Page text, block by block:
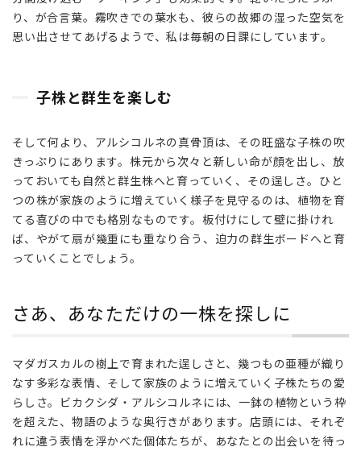
り、が合言葉。霧吹きでの葉水も、彼らの故郷の湿った空気を
思い出させてあげるようで、私は毎朝の日課にしています。
子株と群生を楽しむ
そして何より、アルシコルネの真骨頂は、その旺盛な子株の吹
きっぷりにあります。株元から次々と新しい命が顔を出し、放
っておいても自然と群生株へと育っていく、その逞しさ。ひと
つの株が家族のように増えていく様子を見守るのは、植物を育
てる喜びの中でも格別なものです。板付けにして壁に掛けれ
ば、やがて扇が幾重にも重なり合う、迫力の群生ボードへと育
っていくことでしょう。
さあ、あなただけの一株を探しに
マダガスカルの樹上で育まれた逞しさと、幾つもの亜種が織り
なす多彩な表情、そして家族のように増えていく子株たちの愛
らしさ。ビカクシダ・アルシコルネには、一鉢の植物という枠
を超えた、物語のような奥行きがあります。店頭には、それぞ
れに違う表情を浮かべた個体たちが、あなたとの出会いを待っ